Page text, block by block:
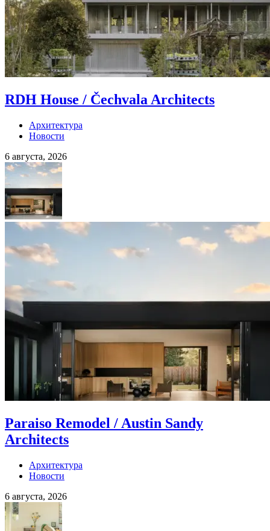
RDH House / Čechvala Architects
Архитектура
Новости
6 августа, 2026
Paraiso Remodel / Austin Sandy
Architects
Архитектура
Новости
6 августа, 2026